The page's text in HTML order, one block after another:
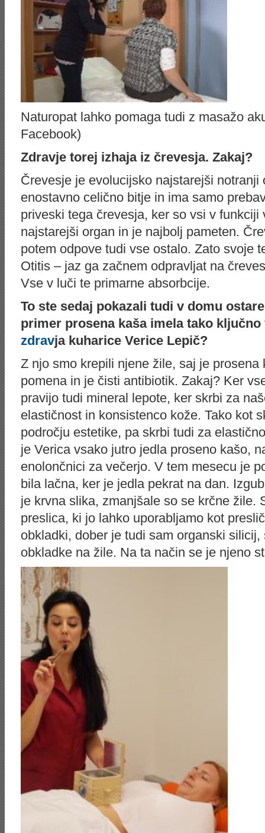
Naturopat lahko pomaga tudi z masažo
Facebook)
Zdravje torej izhaja iz črevesja. Zakaj?
Črevesje je evolucijsko najstarejši notranji
enostavno celično bitje in ima samo
priveski tega črevesja, ker so vsi v
najstarejši organ in je najbolj pameten.
potem odpove tudi vse ostalo. Zato svoje
Otitis – jaz ga začnem odpravljat na
Vse v luči te primarne absorbcije.
To ste sedaj pokazali tudi v domu
primer prosena kaša imela tako
zdravja kuharice Verice Lepič?
Z njo smo krepili njene žile, saj je prosena
pomena in je čisti antibiotik. Zakaj? Ker
pravijo tudi mineral lepote, ker skrbi za
elastičnost in konsistenco kože. Tako kot
področju estetike, pa skrbi tudi za
je Verica vsako jutro jedla proseno kašo,
enolončnici za večerjo. V tem mesecu je
bila lačna, ker je jedla pekrat na dan.
je krvna slika, zmanjšale so se krčne žile.
preslica, ki jo lahko uporabljamo kot
obkladki, dober je tudi sam organski
obkladke na žile. Na ta način se je njeno